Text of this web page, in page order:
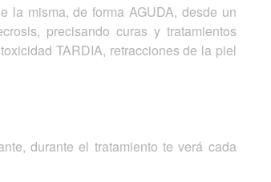
la misma, de forma AGUDA, desde un
precisando curas y tratamientos
TARDIA, retracciones de la piel
durante el tratamiento te verá cada